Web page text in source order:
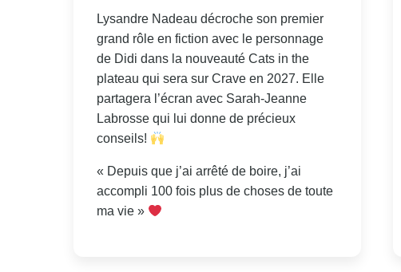
Lysandre Nadeau décroche son premier
grand rôle en fiction avec le personnage
de Didi dans la nouveauté Cats in the
plateau qui sera sur Crave en 2027. Elle
partagera l’écran avec Sarah-Jeanne
Labrosse qui lui donne de précieux
conseils!
« Depuis que j’ai arrêté de boire, j’ai
accompli 100 fois plus de choses de toute
ma vie »